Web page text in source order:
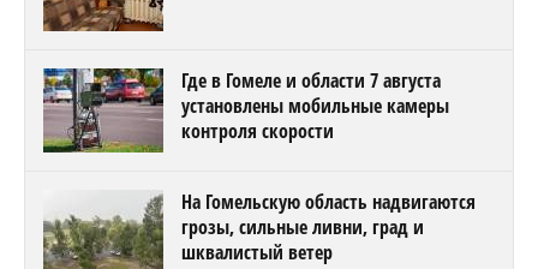
Где в Гомеле и области 7 августа
установлены мобильные камеры
контроля скорости
На Гомельскую область надвигаются
грозы, сильные ливни, град и
шквалистый ветер